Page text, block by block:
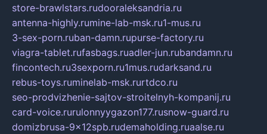
store-brawlstars.rudooraleksandria.ru
antenna-highly.rumine-lab-msk.ru1-mus.ru
3-sex-porn.ruban-damn.rupurse-factory.ru
viagra-tablet.rufasbags.ruadler-jun.rubandamn.ru
fincontech.ru3sexporn.ru1mus.rudarksand.ru
rebus-toys.ruminelab-msk.rurtdco.ru
seo-prodvizhenie-sajtov-stroitelnyh-kompanij.ru
card-voice.rurulonnyygazon177.rusnow-guard.ru
domizbrusa-9x12spb.rudemaholding.ruaalse.ru